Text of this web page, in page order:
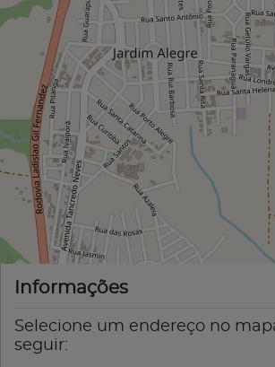
Informações
Selecione um endereço no
seguir: